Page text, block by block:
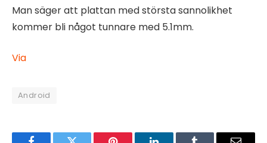
Man säger att plattan med största sannolikhet
kommer bli något tunnare med 5.1mm.
Via
Android